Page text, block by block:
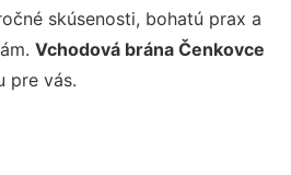
skúsenosti, bohatú prax a
Vchodová brána Čenkovce
pre vás.